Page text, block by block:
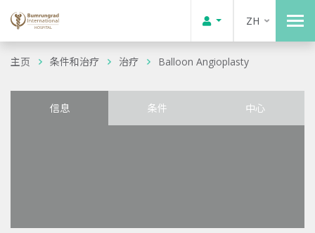
ZH
主页 条件和治疗 治疗 Balloon Angioplasty
信息 条件 中心